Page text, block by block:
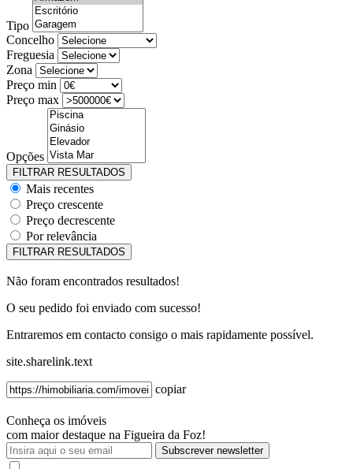
Tipo
Concelho
Freguesia
Zona
Preço min
Preço max
Opções
Mais recentes
Preço crescente
Preço decrescente
Por relevância
Não foram encontrados resultados!
O seu pedido foi enviado com sucesso!
Entraremos em contacto consigo o mais rapidamente possível.
site.sharelink.text
copiar
Conheça os imóveis
com maior destaque na Figueira da Foz!
Subscrever newsletter